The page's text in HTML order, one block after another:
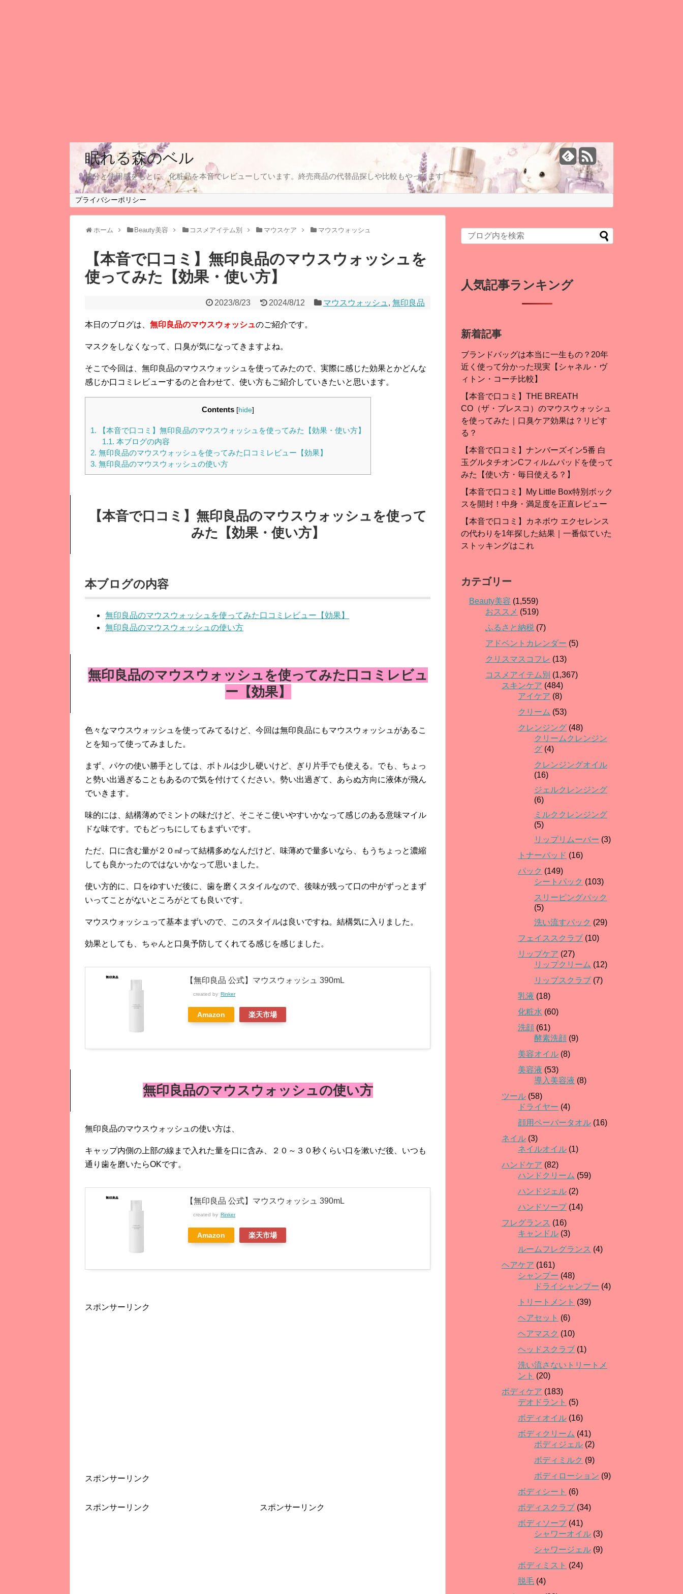
眠れる森のベル
成分と使用感をもとに、化粧品を本音でレビューしています。終売商品の代替品探しや比較もやってます
プライバシーポリシー
ホーム Beauty美容 コスメアイテム別 マウスケア マウスウォッシュ
【本音で口コミ】無印良品のマウスウォッシュを
使ってみた【効果・使い方】
2023/8/23 2024/8/12 マウスウォッシュ , 無印良品
本日のブログは、 無印良品のマウスウォッシュのご紹介です。
マスクをしなくなって、口臭が気になってきますよね。
そこで今回は、無印良品のマウスウォッシュを使ってみたので、実際に感じた効果とかどんな
感じか口コミレビューするのと合わせて、使い方もご紹介していきたいと思います。
Contents [hide]
1. 【本音で口コミ】無印良品のマウスウォッシュを使ってみた【効果・使い方】
1.1. 本ブログの内容
2. 無印良品のマウスウォッシュを使ってみた口コミレビュー【効果】
3. 無印良品のマウスウォッシュの使い方
【本音で口コミ】無印良品のマウスウォッシュを使って
みた【効果・使い方】
本ブログの内容
無印良品のマウスウォッシュを使ってみた口コミレビュー【効果】
無印良品のマウスウォッシュの使い方
無印良品のマウスウォッシュを使ってみた口コミレビュ
ー【効果】
色々なマウスウォッシュを使ってみてるけど、今回は無印良品にもマウスウォッシュがあるこ
とを知って使ってみました。
まず、パケの使い勝手としては、ボトルは少し硬いけど、ぎり片手でも使える。でも、ちょっ
と勢い出過ぎることもあるので気を付けてください。勢い出過ぎて、あらぬ方向に液体が飛ん
でいきます。
味的には、結構薄めでミントの味だけど、そこそこ使いやすいかなって感じのある意味マイル
ドな味です。でもどっちにしてもまずいです。
ただ、口に含む量が２０㎖って結構多めなんだけど、味薄めで量多いなら、もうちょっと濃縮
しても良かったのではないかなって思いました。
使い方的に、口をゆすいだ後に、歯を磨くスタイルなので、後味が残って口の中がずっとまず
いってことがないところがとても良いです。
マウスウォッシュって基本まずいので、このスタイルは良いですね。結構気に入りました。
効果としても、ちゃんと口臭予防してくれてる感じを感じました。
【無印良品 公式】マウスウォッシュ 390mL
created by Rinker
Amazon 楽天市場
無印良品のマウスウォッシュの使い方
無印良品のマウスウォッシュの使い方は、
キャップ内側の上部の線まで入れた量を口に含み、２０～３０秒くらい口を漱いだ後、いつも
通り歯を磨いたらOKです。
【無印良品 公式】マウスウォッシュ 390mL
created by Rinker
Amazon 楽天市場
スポンサーリンク
スポンサーリンク
スポンサーリンク スポンサーリンク
人気記事ランキング
新着記事
ブランドバッグは本当に一生もの？20年
近く使って分かった現実【シャネル・ヴ
ィトン・コーチ比較】
【本音で口コミ】THE BREATH
CO（ザ・ブレスコ）のマウスウォッシュ
を使ってみた｜口臭ケア効果は？リピす
る？
【本音で口コミ】ナンバーズイン5番 白
玉グルタチオンCフィルムパッドを使って
みた【使い方・毎日使える？】
【本音で口コミ】My Little Box特別ボック
スを開封！中身・満足度を正直レビュー
【本音で口コミ】カネボウ エクセレンス
の代わりを1年探した結果｜一番似ていた
ストッキングはこれ
カテゴリー
Beauty美容 (1,559)
おススメ (519)
ふるさと納税 (7)
アドベントカレンダー (5)
クリスマスコフレ (13)
コスメアイテム別 (1,367)
スキンケア (484)
アイケア (8)
クリーム (53)
クレンジング (48)
クリームクレンジン
グ (4)
クレンジングオイル
(16)
ジェルクレンジング
(6)
ミルククレンジング
(5)
リップリムーバー (3)
トナーパッド (16)
パック (149)
シートパック (103)
スリーピングパック
(5)
洗い流すパック (29)
フェイススクラブ (10)
リップケア (27)
リップクリーム (12)
リップスクラブ (7)
乳液 (18)
化粧水 (60)
洗顔 (61)
酵素洗顔 (9)
美容オイル (8)
美容液 (53)
導入美容液 (8)
ツール (58)
ドライヤー (4)
顔用ペーパータオル (16)
ネイル (3)
ネイルオイル (1)
ハンドケア (82)
ハンドクリーム (59)
ハンドジェル (2)
ハンドソープ(14)
フレグランス (16)
キャンドル (3)
ルームフレグランス (4)
ヘアケア (161)
シャンプー (48)
ドライシャンプー (4)
トリートメント (39)
ヘアセット (6)
ヘアマスク (10)
ヘッドスクラブ (1)
洗い流さないトリートメ
ント (20)
ボディケア (183)
デオドラント (5)
ボディオイル (16)
ボディクリーム (41)
ボディジェル (2)
ボディミルク (9)
ボディローション (9)
ボディシート (6)
ボディスクラブ (34)
ボディソープ(41)
シャワーオイル (3)
シャワージェル (9)
ボディミスト (24)
脱毛 (4)